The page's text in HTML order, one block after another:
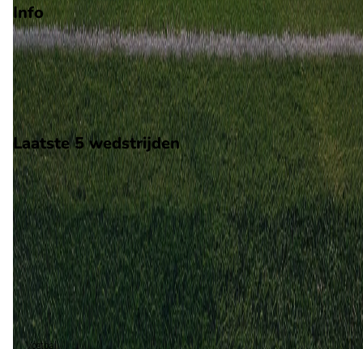
Info
Op 10 mei 2026 gaat Ostia Mare de strijd aan met Desenzano.
De wedstrijd wordt afgetrapt om 14:00 en wordt gespeeld in
Serie D.
Stadion: Onbekend
Scheidsrechter: Onbekend
Laatste 5 wedstrijden
H2H
Ostia Mare
Desenzano
10 mei2026
Ostia Mare
Desenzano
0 2
Desenzano (1) 100%
Voetbal